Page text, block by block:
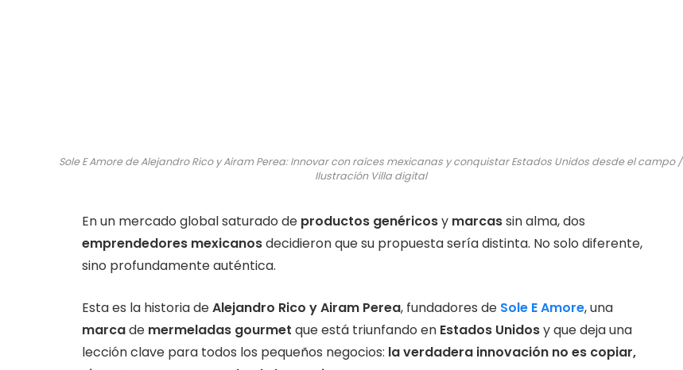
Sole E Amore de Alejandro Rico y Airam Perea: Innovar con raíces mexicanas y conquistar Estados Unidos desde el campo /
Ilustración Villa digital
En un mercado global saturado de productos genéricosy marcassin alma, dos
emprendedores mexicanosdecidieron que su propuesta sería distinta. No solo diferente,
sino profundamente auténtica.
Esta es la historia deAlejandro Rico y Airam Perea, fundadores de Sole E Amore, una
marcade mermeladas gourmet que está triunfando en Estados Unidosy que deja una
lección clave para todos los pequeños negocios: la verdadera innovación no es copiar,